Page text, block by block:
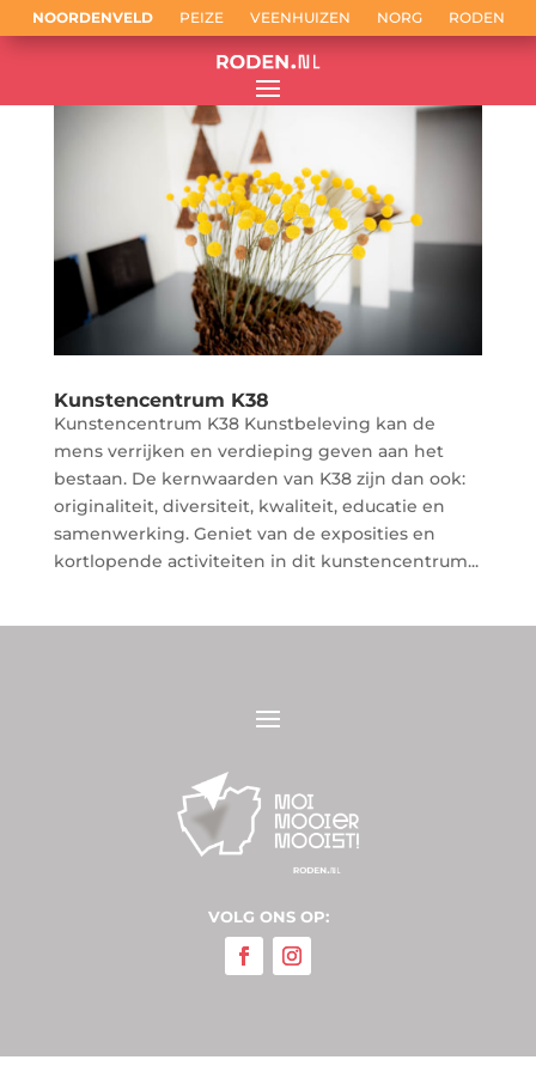
NOORDENVELD PEIZE VEENHUIZEN NORG RODEN
Kunstencentrum K38
Kunstencentrum K38 Kunstbeleving kan de
mens verrijken en verdieping geven aan het
bestaan. De kernwaarden van K38 zijn dan ook:
originaliteit, diversiteit, kwaliteit, educatie en
samenwerking. Geniet van de exposities en
kortlopende activiteiten in dit kunstencentrum...
VOLG ONS OP: